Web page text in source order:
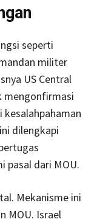
seperti
militer
US Central
mengonfirmasi
dilengkapi
pasal dari MOU.
Mekanisme ini
MOU. Israel